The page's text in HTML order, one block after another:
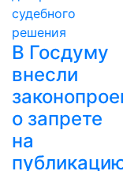
В Госдуму
внесли
о запрете
на